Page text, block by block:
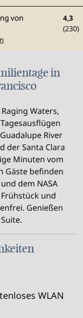
4,3
(230)
in
Waters,
River
der Santa Clara
Minuten vom
Gäste befinden
dem NASA
Frühstück und
Genießen
WLAN